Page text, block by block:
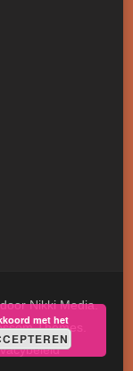
Nikki Media.
Themes
met het